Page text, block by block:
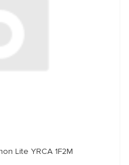
Lite YRCA 1F2M